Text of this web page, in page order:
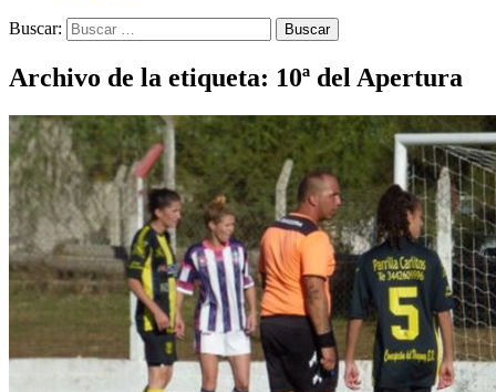
Buscar:
Archivo de la etiqueta: 10ª del Apertura